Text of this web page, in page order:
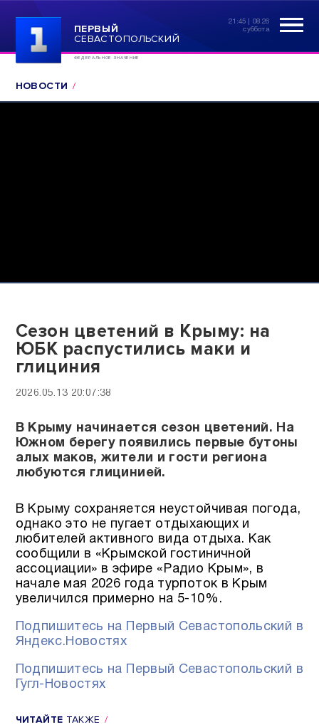
ПЕРВЫЙ
СЕВАСТОПОЛЬСКИЙ
ФЕДЕРАЛЬНОЕ ЗНАЧЕНИЕ
21:45 | 08.26
суббота
НОВОСТИ
Сезон цветений в Крыму: на
ЮБК распустились маки и
глициния
2026.05.13 20:07:38
В Крыму начинается сезон цветений. На
Южном берегу появились первые бутоны
алых маков, жители и гости региона
любуются глицинией.
В Крыму сохраняется неустойчивая погода,
однако это не пугает отдыхающих и
любителей активного вида отдыха. Как
сообщили в «Крымской гостиничной
ассоциации» в эфире «Радио Крым», в
начале мая 2026 года турпоток в Крым
увеличился примерно на 5-10%.
Подпишитесь на Первый Севастопольский в
Яндекс.Новостях
Подпишитесь на Первый Севастопольский в
Гугл-Новостях
ЧИТАЙТЕ ТАКЖЕ